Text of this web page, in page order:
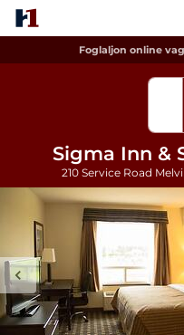
Foglaljon online
Sigma Inn &
210 Service Road